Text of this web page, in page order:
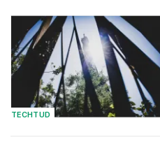
TECHTUD